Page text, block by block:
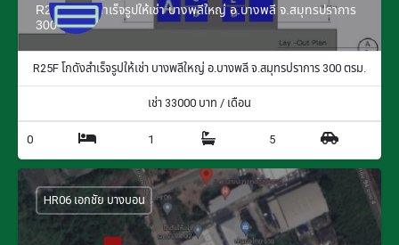
R25F โกดังสำเร็จรูปให้เช่า บางพลีใหญ่ อ.บางพลี จ.สมุทรปราการ
300 ตรม.
R25F โกดังสำเร็จรูปให้เช่า บางพลีใหญ่ อ.บางพลี จ.สมุทรปราการ 300 ตรม.
เช่า 33000 บาท / เดือน
0 1 5
HR06 เอกชัย บางบอน